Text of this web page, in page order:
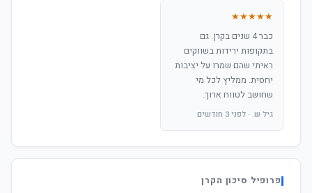
★★★★★
כבר 4 שנים בקרן. גם
בתקופות ירידות בשווקים
ראיתי שהם שמרו על יציבות
יחסית. ממליץ לכל מי
שחושב לטווח ארוך.
גיל ש. · לפני 3 חודשים
פרופיל סיכון הקרן